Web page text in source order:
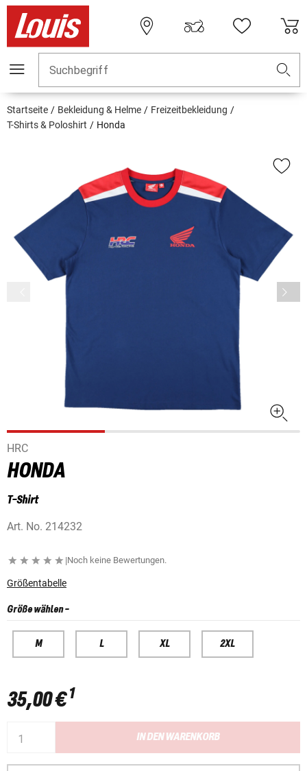
Suchbegriff
Startseite Bekleidung & Helme
Freizeitbekleidung
T-Shirts & Poloshirt
Honda
HRC
HONDA
T-Shirt
Art. No. 214232
|Noch keine Bewertungen.
Größentabelle
Größe wählen-
M L XL 2XL
35,00 €1
IN DEN WARENKORB